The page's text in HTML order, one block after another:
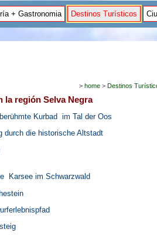
+ Gastronomia Destinos Turísticos
> home> Destinos
la región Selva Negra
Kurbad im Tal der Oos
durch die historische Altstadt
Karsee im Schwarzwald